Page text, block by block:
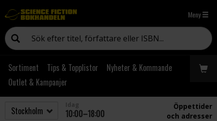
Meny
Sortiment Tips & Topplistor
Nyheter & Kommande
Outlet & Kampanjer
10:00–18:00
Öppettider
och adresser